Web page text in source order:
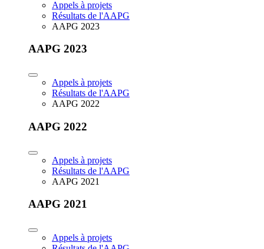
Appels à projets
Résultats de l'AAPG
AAPG 2023
AAPG 2023
Appels à projets
Résultats de l'AAPG
AAPG 2022
AAPG 2022
Appels à projets
Résultats de l'AAPG
AAPG 2021
AAPG 2021
Appels à projets